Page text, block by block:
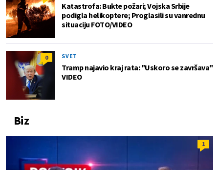
Katastrofa: Bukte požari; Vojska Srbije
podigla helikoptere; Proglasili su vanrednu
situaciju FOTO/VIDEO
0 SVET
Tramp najavio kraj rata: "Uskoro se završava"
VIDEO
Biz
1